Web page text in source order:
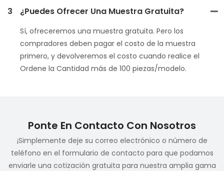
3 ¿Puedes Ofrecer Una Muestra Gratuita?
Sí, ofreceremos una muestra gratuita. Pero los
compradores deben pagar el costo de la muestra
primero, y devolveremos el costo cuando realice el
Ordene la Cantidad más de 100 piezas/modelo.
Ponte En Contacto Con Nosotros
¡Simplemente deje su correo electrónico o número de
teléfono en el formulario de contacto para que podamos
enviarle una cotización gratuita para nuestra amplia gama